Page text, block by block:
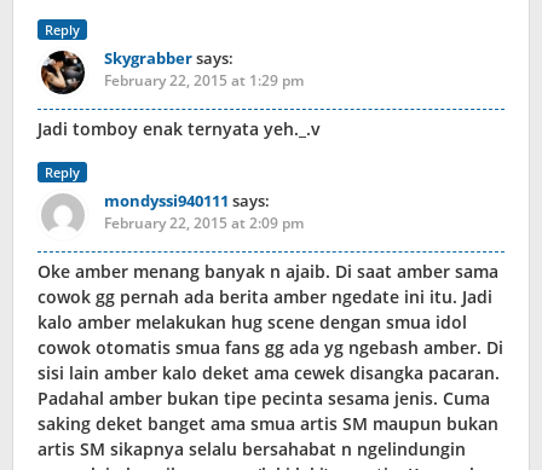
Reply
Skygrabbersays:
February 22, 2015 at 1:29 pm
Jadi tomboy enak ternyata yeh._.v
Reply
mondyssi940111 says:
February 22, 2015 at 2:09 pm
Oke amber menang banyak n ajaib. Di saat amber sama
cowok gg pernah ada berita amber ngedate ini itu. Jadi
kalo amber melakukan hug scene dengan smua idol
cowok otomatis smua fans gg ada yg ngebash amber. Di
sisi lain amber kalo deket ama cewek disangka pacaran.
Padahal amber bukan tipe pecinta sesama jenis. Cuma
saking deket banget ama smua artis SM maupun bukan
artis SM sikapnya selalu bersahabat n ngelindungin